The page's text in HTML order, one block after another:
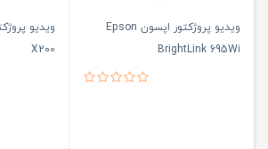
ویدیو پروژکتور اپسون Epson
BrightLink 695Wi
X200